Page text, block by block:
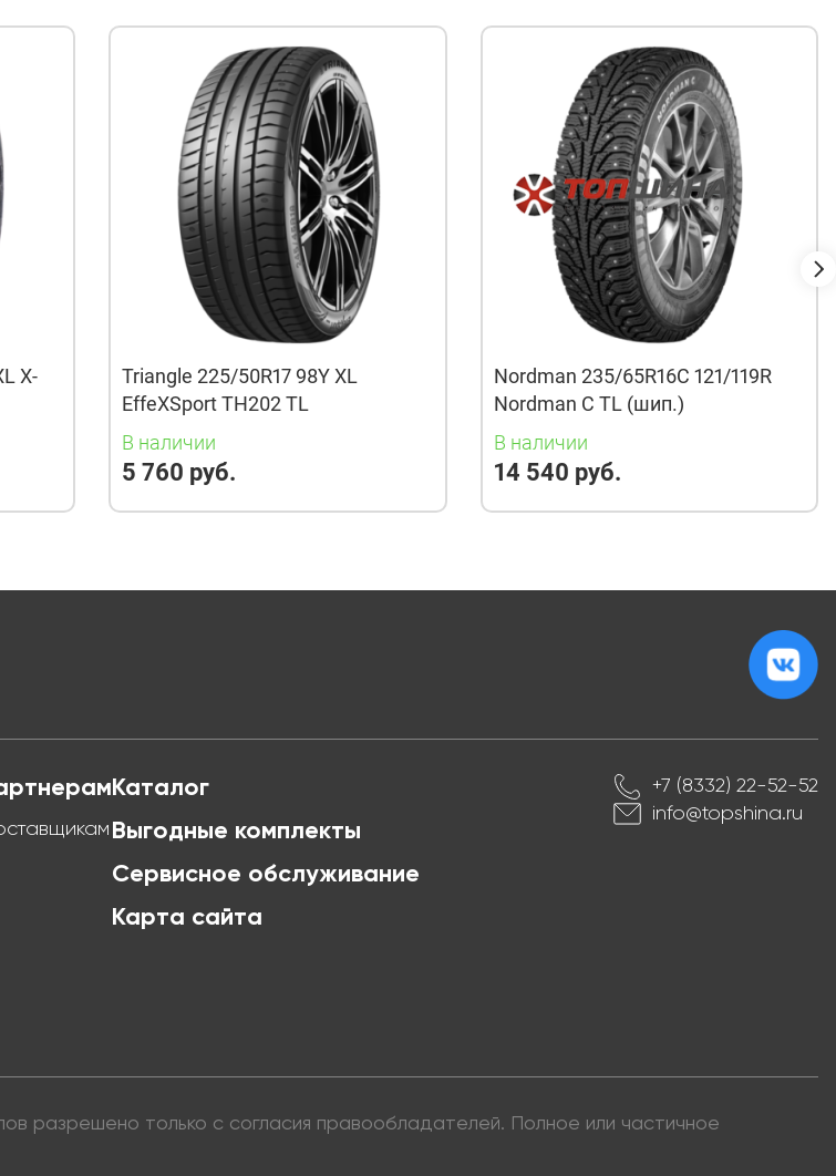
X-
Triangle 225/50R17 98Y XL
EffeXSport TH202 TL
В наличии
5 760 руб.
Nordman 235/65R16C 121/119R
Nordman C TL (шип.)
В наличии
14 540 руб.
Каталог
Выгодные комплекты
Сервисное обслуживание
Карта сайта
+7 (8332) 22-52-52
info@topshina.ru
разрешено только с согласия правообладателей. Полное или частичное